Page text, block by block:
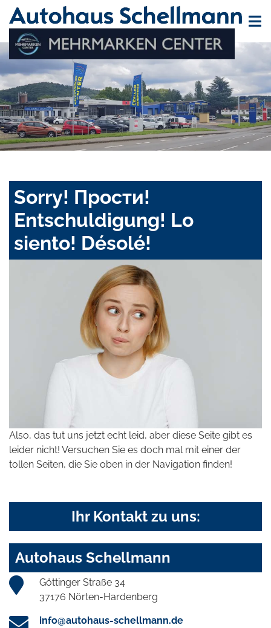
Sorry! Прости!
Entschuldigung! Lo
siento! Désolé!
Also, das tut uns jetzt echt leid, aber diese Seite gibt es
leider nicht! Versuchen Sie es doch mal mit einer der
tollen Seiten, die Sie oben in der Navigation finden!
Ihr Kontakt zu uns:
Autohaus Schellmann
Göttinger Straße 34
37176 Nörten-Hardenberg
info@autohaus-schellmann.de